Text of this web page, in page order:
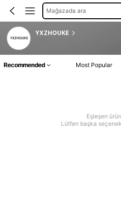
Mağazada ara
YXZHOUKE
Recommended Most Popular
Eşleşen
Lütfen başka